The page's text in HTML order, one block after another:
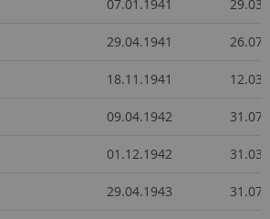
07.01.1941
29.04.1941
18.11.1941
09.04.1942
01.12.1942
29.04.1943